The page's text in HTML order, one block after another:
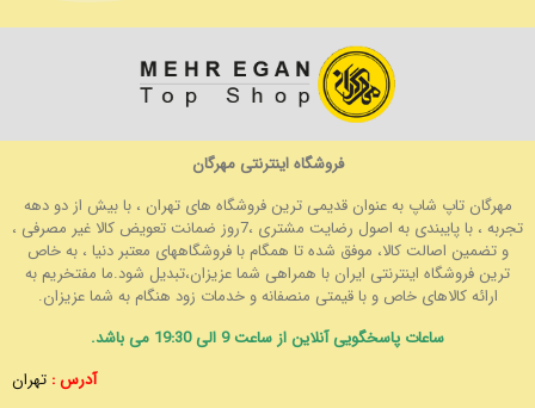
فروشگاه اینترنتی مهرگان
مهرگان تاپ شاپ به عنوان قدیمی ترین فروشگاه های تهران ، با بیش از دو دهه
تجربه ، با پایبندی به اصول رضایت مشتری ،7روز ضمانت تعویض کالا غیر مصرفی ،
و تضمین اصالت کالا، موفق شده تا همگام با فروشگاههای معتبر دنیا ، به خاص
ترین فروشگاه اینترنتی ایران با همراهی شما عزیزان،تبدیل شود.ما مفتخریم به
ارائه کالاهای خاص و با قیمتی منصفانه و خدمات زود هنگام به شما عزیزان.
ساعات پاسخگویی آنلاین از ساعت 9 الی 19:30 می باشد.
آدرس : تهران